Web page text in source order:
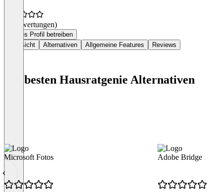
(0 Bewertungen)
Dieses Profil betreiben
Übersicht
Alternativen Allgemeine Features Reviews
Die besten Hausratgenie Alternativen
Microsoft Fotos Adobe Bridge